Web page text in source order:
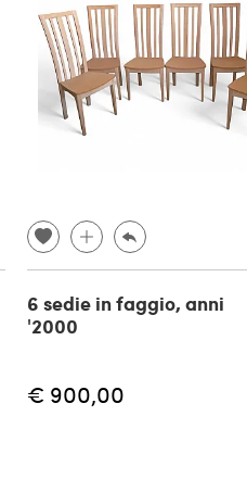
6 sedie in faggio, anni
'2000
€ 900,00